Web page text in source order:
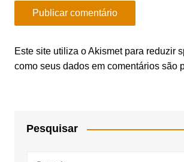
Este site utiliza o Akismet para reduzir
como seus dados em comentários são
Pesquisar